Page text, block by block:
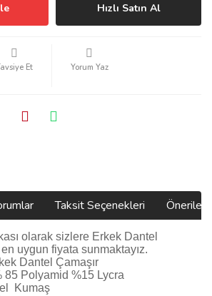
Hızlı Satın Al
Et Yorum Yaz
Taksit Seçenekleri
olarak sizlere Erkek Dantel
en uygun fiyata sunmaktayız.
Dantel Çamaşır
85 Polyamid %15 Lycra
Kumaş